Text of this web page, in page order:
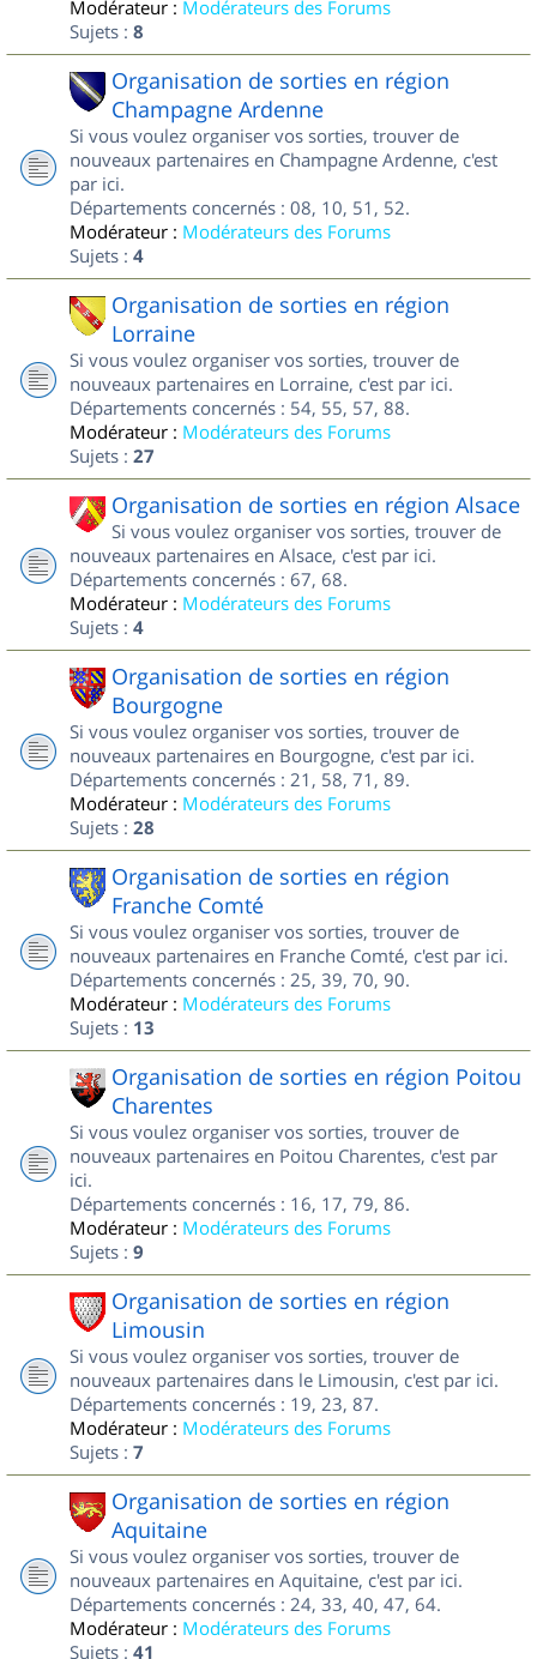
Modérateur : Modérateurs des Forums
Sujets : 8
Organisation de sorties en région
Champagne Ardenne
Si vous voulez organiser vos sorties, trouver de
nouveaux partenaires en Champagne Ardenne, c'est
par ici.
Départements concernés : 08, 10, 51, 52.
Modérateur : Modérateurs des Forums
Sujets : 4
Organisation de sorties en région
Lorraine
Si vous voulez organiser vos sorties, trouver de
nouveaux partenaires en Lorraine, c'est par ici.
Départements concernés : 54, 55, 57, 88.
Modérateur : Modérateurs des Forums
Sujets : 27
Organisation de sorties en région Alsace
Si vous voulez organiser vos sorties, trouver de
nouveaux partenaires en Alsace, c'est par ici.
Départements concernés : 67, 68.
Modérateur : Modérateurs des Forums
Sujets : 4
Organisation de sorties en région
Bourgogne
Si vous voulez organiser vos sorties, trouver de
nouveaux partenaires en Bourgogne, c'est par ici.
Départements concernés : 21, 58, 71, 89.
Modérateur : Modérateurs des Forums
Sujets : 28
Organisation de sorties en région
Franche Comté
Si vous voulez organiser vos sorties, trouver de
nouveaux partenaires en Franche Comté, c'est par ici.
Départements concernés : 25, 39, 70, 90.
Modérateur : Modérateurs des Forums
Sujets : 13
Organisation de sorties en région Poitou
Charentes
Si vous voulez organiser vos sorties, trouver de
nouveaux partenaires en Poitou Charentes, c'est par
ici.
Départements concernés : 16, 17, 79, 86.
Modérateur : Modérateurs des Forums
Sujets : 9
Organisation de sorties en région
Limousin
Si vous voulez organiser vos sorties, trouver de
nouveaux partenaires dans le Limousin, c'est par ici.
Départements concernés : 19, 23, 87.
Modérateur : Modérateurs des Forums
Sujets : 7
Organisation de sorties en région
Aquitaine
Si vous voulez organiser vos sorties, trouver de
nouveaux partenaires en Aquitaine, c'est par ici.
Départements concernés : 24, 33, 40, 47, 64.
Modérateur : Modérateurs des Forums
Sujets : 41